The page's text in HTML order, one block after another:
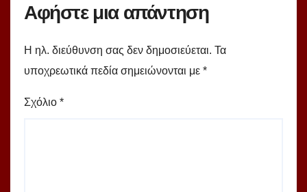
Αφήστε μια απάντηση
Η ηλ. διεύθυνση σας δεν δημοσιεύεται. Τα
υποχρεωτικά πεδία σημειώνονται με *
Σχόλιο *